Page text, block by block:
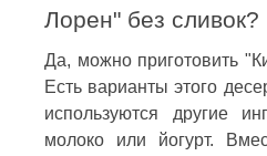
Лорен" без сливок?
Да, можно приготовить
Есть варианты этого
используются другие
молоко или йогурт.